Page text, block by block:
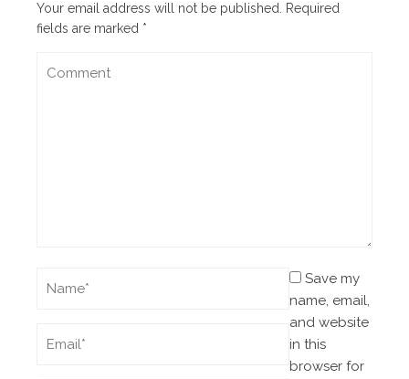
Your email address will not be published.
Required
fields are marked *
Save my
name, email,
and website
in this
browser for